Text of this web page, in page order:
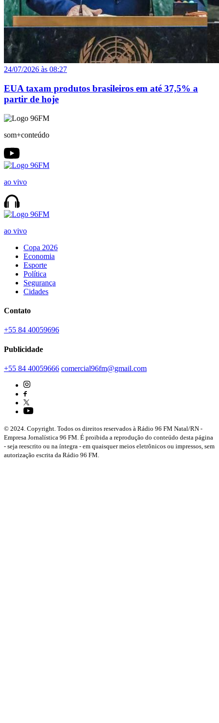
24/07/2026 às 08:27
EUA taxam produtos brasileiros em até 37,5% a
partir de hoje
som+conteúdo
ao vivo
ao vivo
Copa 2026
Economia
Esporte
Política
Segurança
Cidades
Contato
+55 84 40059696
Publicidade
+55 84 40059666 comercial96fm@gmail.com
© 2024. Copyright. Todos os direitos reservados à Rádio 96 FM Natal/RN -
Empresa Jornalística 96 FM. É proibida a reprodução do conteúdo desta página
- seja reescrito ou na íntegra - em quaisquer meios eletrônicos ou impressos, sem
autorização escrita da Rádio 96 FM.